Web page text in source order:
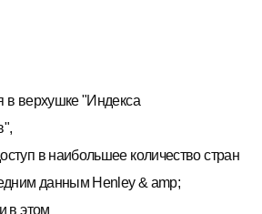
в верхушке "Индекса
в наибольшее количество стран
данным Henley & amp;
в этом